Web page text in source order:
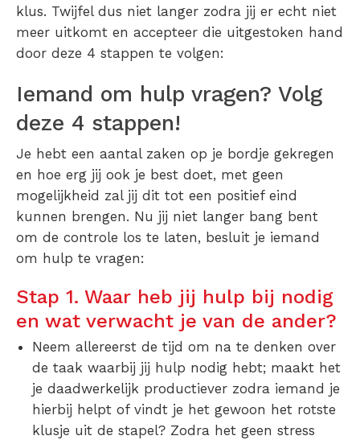
klus. Twijfel dus niet langer zodra jij er echt niet
meer uitkomt en accepteer die uitgestoken hand
door deze 4 stappen te volgen:
Iemand om hulp vragen? Volg
deze 4 stappen!
Je hebt een aantal zaken op je bordje gekregen
en hoe erg jij ook je best doet, met geen
mogelijkheid zal jij dit tot een positief eind
kunnen brengen. Nu jij niet langer bang bent
om de controle los te laten, besluit je iemand
om hulp te vragen:
Stap 1. Waar heb jij hulp bij nodig
en wat verwacht je van de ander?
Neem allereerst de tijd om na te denken over
de taak waarbij jij hulp nodig hebt; maakt het
je daadwerkelijk productiever zodra iemand je
hierbij helpt of vindt je het gewoon het rotste
klusje uit de stapel? Zodra het geen stress